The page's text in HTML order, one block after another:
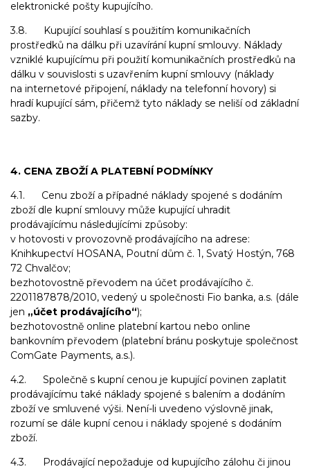
elektronické pošty kupujícího.
3.8. Kupující souhlasí s použitím komunikačních
prostředků na dálku při uzavírání kupní smlouvy. Náklady
vzniklé kupujícímu při použití komunikačních prostředků na
dálku v souvislosti s uzavřením kupní smlouvy (náklady
na internetové připojení, náklady na telefonní hovory) si
hradí kupující sám, přičemž tyto náklady se neliší od základní
sazby.
4. CENA ZBOŽÍ A PLATEBNÍ PODMÍNKY
4.1. Cenu zboží a případné náklady spojené s dodáním
zboží dle kupní smlouvy může kupující uhradit
prodávajícímu následujícími způsoby:
v hotovosti v provozovně prodávajícího na adrese:
Knihkupectví HOSANA, Poutní dům č. 1, Svatý Hostýn, 768
72 Chvalčov;
bezhotovostně převodem na účet prodávajícího č.
2201187878/2010, vedený u společnosti Fio banka, a.s. (dále
jen „účet prodávajícího“);
bezhotovostně online platební kartou nebo online
bankovním převodem (platební bránu poskytuje společnost
ComGate Payments, a.s.).
4.2. Společně s kupní cenou je kupující povinen zaplatit
prodávajícímu také náklady spojené s balením a dodáním
zboží ve smluvené výši. Není-li uvedeno výslovně jinak,
rozumí se dále kupní cenou i náklady spojené s dodáním
zboží.
4.3. Prodávající nepožaduje od kupujícího zálohu či jinou